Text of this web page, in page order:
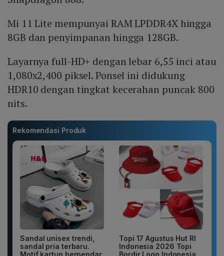
Mi 11 Lite mempunyai RAM LPDDR4X hingga
8GB dan penyimpanan hingga 128GB.
Layarnya full-HD+ dengan lebar 6,55 inci atau
1,080x2,400 piksel. Ponsel ini didukung
HDR10 dengan tingkat kecerahan puncak 800
nits.
Rekomendasi Produk
Sandal unisex trendi,
sandal pria terbaru.
Topi 17 Agustus Hut RI
Indonesia 2026 Topi